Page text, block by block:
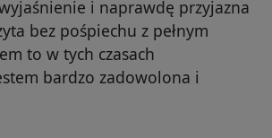
i naprawdę przyjazna
bez pośpiechu z pełnym
to w tych czasach
bardzo zadowolona i